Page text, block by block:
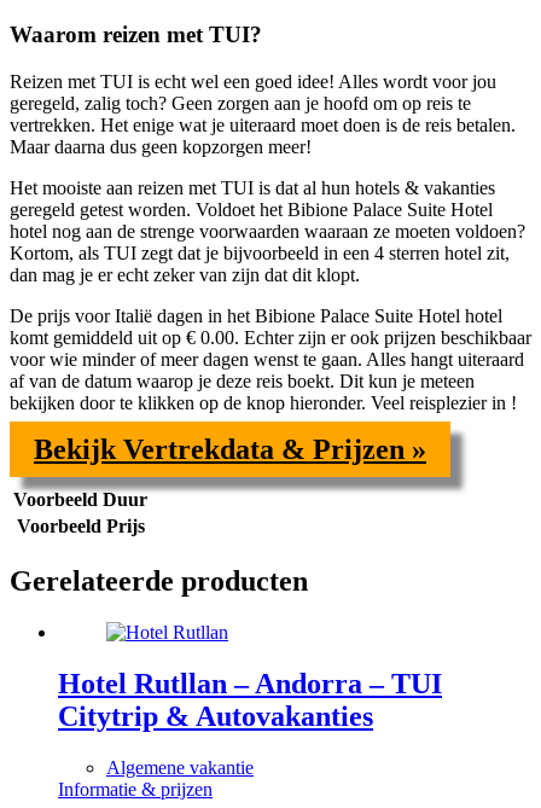
Waarom reizen met TUI?
Reizen met TUI is echt wel een goed idee! Alles wordt voor jou
geregeld, zalig toch? Geen zorgen aan je hoofd om op reis te
vertrekken. Het enige wat je uiteraard moet doen is de reis betalen.
Maar daarna dus geen kopzorgen meer!
Het mooiste aan reizen met TUI is dat al hun hotels & vakanties
geregeld getest worden. Voldoet het Bibione Palace Suite Hotel
hotel nog aan de strenge voorwaarden waaraan ze moeten voldoen?
Kortom, als TUI zegt dat je bijvoorbeeld in een 4 sterren hotel zit,
dan mag je er echt zeker van zijn dat dit klopt.
De prijs voorItalië dagen in het Bibione Palace Suite Hotel hotel
komt gemiddeld uit op € 0.00. Echter zijn er ook prijzen beschikbaar
voor wie minder of meer dagen wenst te gaan. Alles hangt uiteraard
af van de datum waarop je deze reis boekt. Dit kun je meteen
bekijken door te klikken op de knop hieronder. Veel reisplezier in !
Bekijk Vertrekdata & Prijzen »
Voorbeeld Duur
Voorbeeld Prijs
Gerelateerde producten
Hotel Rutllan – Andorra – TUI
Citytrip & Autovakanties
Algemene vakantie
Informatie & prijzen